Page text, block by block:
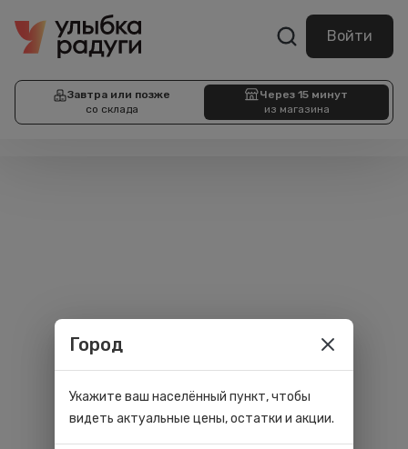
Войти
Завтра или позже
со склада
Через 15 минут
из магазина
Город
Укажите ваш населённый пункт, чтобы
видеть актуальные цены, остатки и акции.